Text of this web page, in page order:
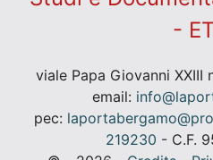
-
viale Papa Giovanni XXIII
email:
pec:
219230 - C.F.